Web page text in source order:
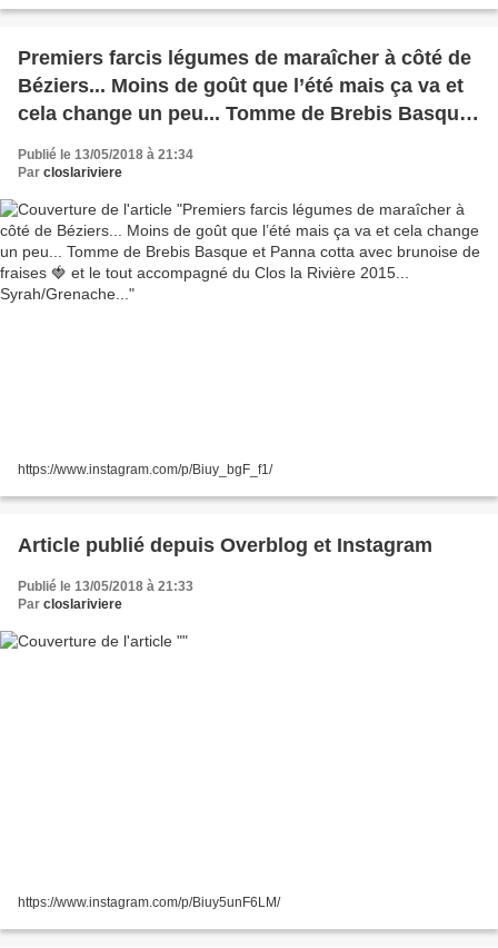
Premiers farcis légumes de maraîcher à côté de
Béziers... Moins de goût que l’été mais ça va et
cela change un peu... Tomme de Brebis Basque
tout accompagné du Clos la Rivière 2015...
Publié le 13/05/2018 à 21:34
Par closlariviere
https://www.instagram.com/p/Biuy_bgF_f1/
Article publié depuis Overblog et Instagram
Publié le 13/05/2018 à 21:33
Par closlariviere
https://www.instagram.com/p/Biuy5unF6LM/